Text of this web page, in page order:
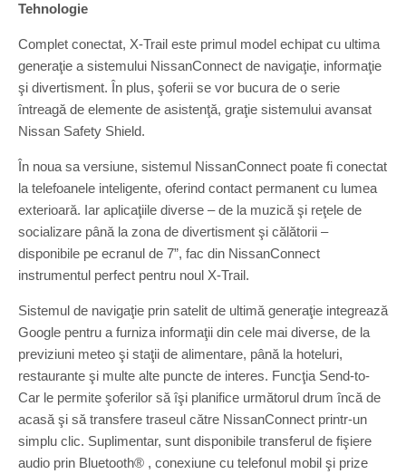
Tehnologie
Complet conectat, X-Trail este primul model echipat cu ultima
generaţie a sistemului NissanConnect de navigaţie, informaţie
şi divertisment. În plus, şoferii se vor bucura de o serie
întreagă de elemente de asistenţă, graţie sistemului avansat
Nissan Safety Shield.
În noua sa versiune, sistemul NissanConnect poate fi conectat
la telefoanele inteligente, oferind contact permanent cu lumea
exterioară. Iar aplicaţiile diverse – de la muzică şi reţele de
socializare până la zona de divertisment şi călătorii –
disponibile pe ecranul de 7”, fac din NissanConnect
instrumentul perfect pentru noul X-Trail.
Sistemul de navigaţie prin satelit de ultimă generaţie integrează
Google pentru a furniza informaţii din cele mai diverse, de la
previziuni meteo şi staţii de alimentare, până la hoteluri,
restaurante şi multe alte puncte de interes. Funcţia Send-to-
Car le permite şoferilor să îşi planifice următorul drum încă de
acasă şi să transfere traseul către NissanConnect printr-un
simplu clic. Suplimentar, sunt disponibile transferul de fişiere
audio prin Bluetooth® , conexiune cu telefonul mobil şi prize